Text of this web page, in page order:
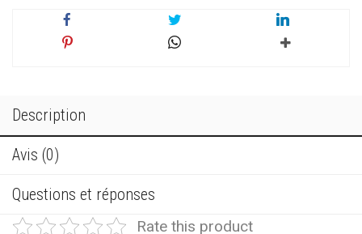
Description
Avis (0)
Questions et réponses
Rate this product